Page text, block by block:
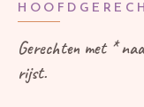
Gerechten met *
rijst.